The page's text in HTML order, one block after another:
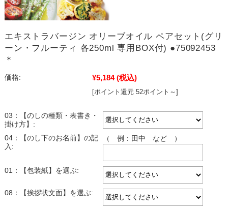
エキストラバージン オリーブオイル ペアセット(グリ
ーン・フルーティ 各250ml 専用BOX付) ●75092453
＊
価格: ¥5,184 (税込)
[ポイント還元 52ポイント～]
03：【のしの種類・表書き・
掛け方】:
04：【のし下のお名前】の記
入:
（ 例：田中 など ）
01：【包装紙】を選ぶ:
08：【挨拶状文面】を選ぶ: